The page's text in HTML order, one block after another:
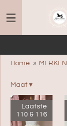
direct
naar
hoofdinhoud
Home » MERKEN
Maat ▾
Laatste
110 & 116